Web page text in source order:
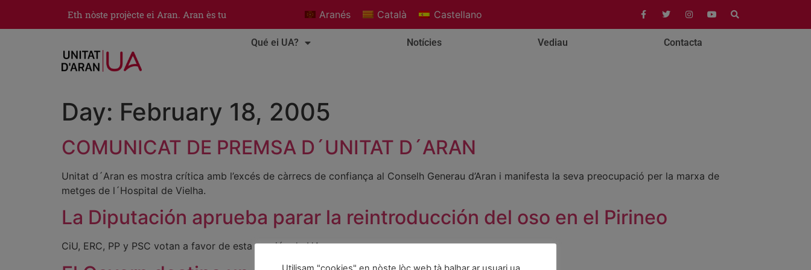
Eth nòste projècte ei Aran. Aran ès tu Aranés Català Castellano
Qué ei UA? Notícies Vediau Contacta
Day: February 18, 2005
COMUNICAT DE PREMSA D´UNITAT D´ARAN
Unitat d´Aran es mostra crítica amb l’excés de càrrecs de confiança al Conselh Generau d’Aran i manifesta la seva preocupació per la marxa de
metges de l´Hospital de Vielha.
La Diputación aprueba parar la reintroducción del oso en el Pirineo
CiU, ERC, PP y PSC votan a favor de esta moción de UA